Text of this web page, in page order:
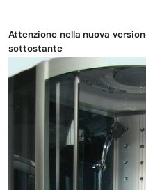
Attenzione nella nuova
sottostante